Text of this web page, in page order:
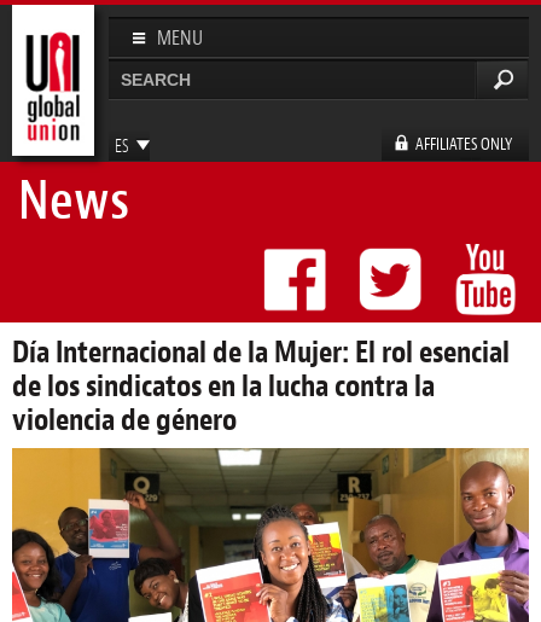
Pasar al
contenido
principal
MENU
ES
EN
FR
AFFILIATES ONLY
Formulario de búsqueda
News
Día Internacional de la Mujer: El rol esencial
de los sindicatos en la lucha contra la
violencia de género